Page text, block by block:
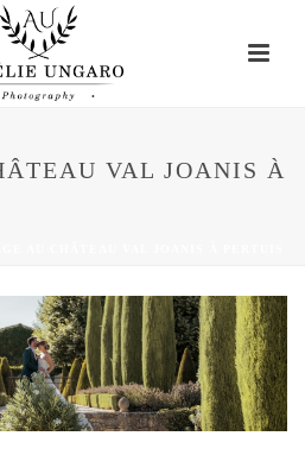
VAL JOANIS À